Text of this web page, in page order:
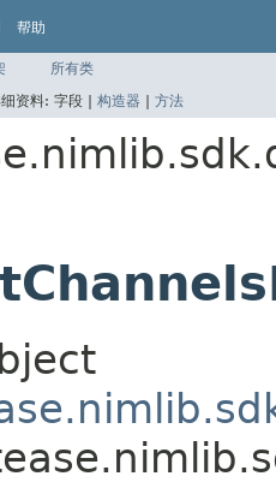
帮助
所有类
资料: 字段 | 构造器 | 方法